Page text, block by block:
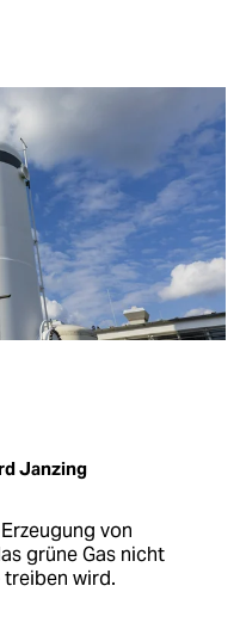
Janzing
von
grüne Gas nicht
wird.